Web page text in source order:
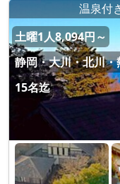
温泉付
土曜1人8,094円～
静岡・大川・北川・
15名迄